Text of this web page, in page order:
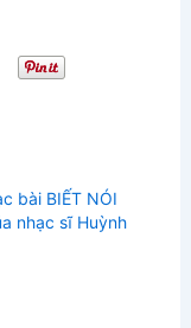
bài BIẾT NÓI
nhạc sĩ Huỳnh